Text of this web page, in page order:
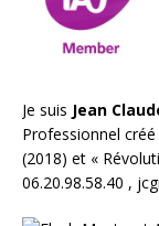
Je suis Jean
Professionnel
(2018) et «
06.20.98.58.40 ,